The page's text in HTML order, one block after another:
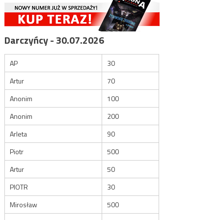
Darczyńcy - 30.07.2026
AP
30
Artur
70
Anonim
100
Anonim
200
Arleta
90
Piotr
500
Artur
50
PIOTR
30
Mirosław
500